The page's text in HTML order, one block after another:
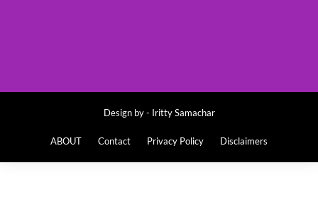
Design by - Iritty Samachar
ABOUT Contact Privacy Policy Disclaimers